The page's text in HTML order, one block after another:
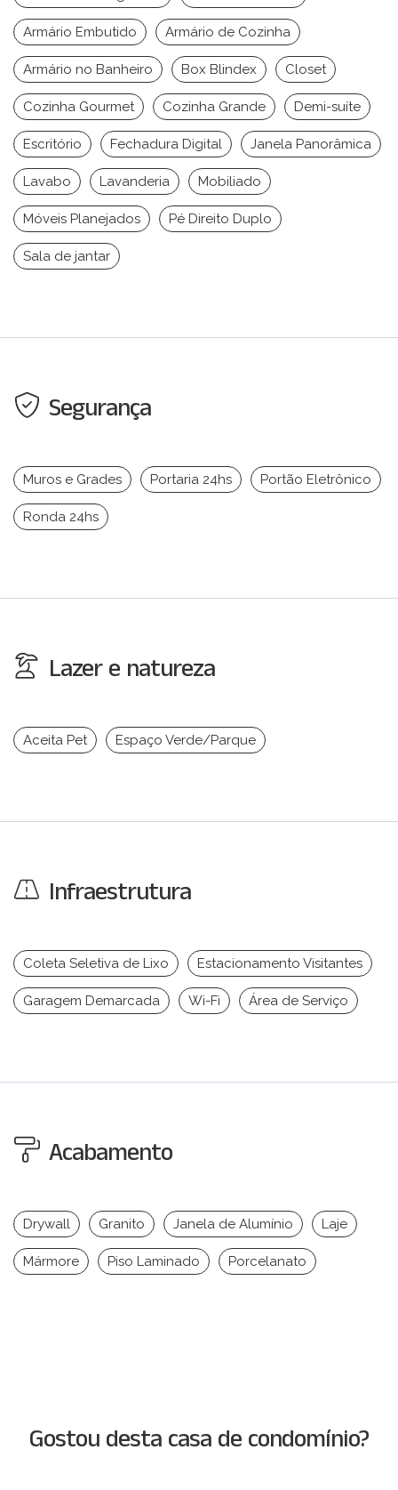
Armário Embutido Armário de Cozinha
Armário no Banheiro Box Blindex Closet
Cozinha Gourmet Cozinha Grande Demi-suíte
Escritório Fechadura Digital Janela Panorâmica
Lavabo Lavanderia Mobiliado
Móveis Planejados Pé Direito Duplo
Sala de jantar
Segurança
Muros e Grades Portaria 24hs Portão Eletrônico
Ronda 24hs
Lazer e natureza
Aceita Pet Espaço Verde/Parque
Infraestrutura
Coleta Seletiva de Lixo Estacionamento Visitantes
Garagem Demarcada Wi-Fi Área de Serviço
Acabamento
Drywall Granito Janela de Alumínio Laje
Mármore Piso Laminado Porcelanato
Gostou desta casa de condomínio?